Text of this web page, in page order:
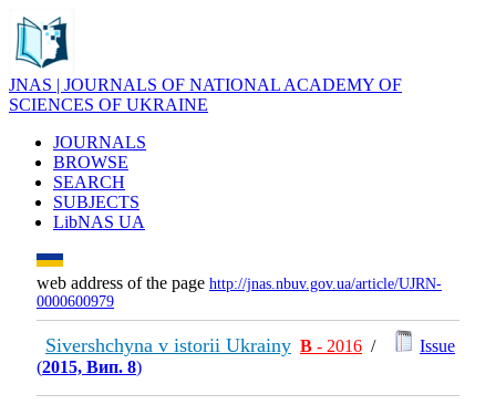
JNAS | JOURNALS OF NATIONAL ACADEMY OF
SCIENCES OF UKRAINE
JOURNALS
BROWSE
SEARCH
SUBJECTS
LibNAS UA
web address of the page http://jnas.nbuv.gov.ua/article/UJRN-
0000600979
Sivershchyna v istorii Ukrainy В - 2016 /
Issue
(2015, Вип. 8)